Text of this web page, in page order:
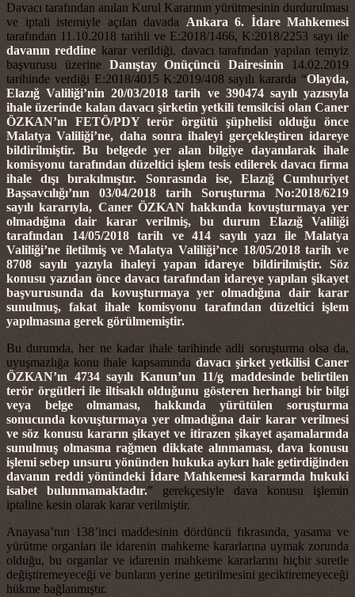
Davacı tarafından anılan Kurul Kararının yürütmesinin durdurulması
ve iptali istemiyle açılan davada Ankara 6. İdare Mahkemesi
tarafından 11.10.2018 tarihli ve E:2018/1466, K:2018/2253 sayı ile
davanın reddine karar verildiği, davacı tarafından yapılan temyiz
başvurusu üzerine Danıştay Onüçüncü Dairesinin 14.02.2019
tarihinde verdiği E:2018/4015 K:2019/408 sayılı kararda “Olayda,
Elazığ Valiliği’nin 20/03/2018 tarih ve 390474 sayılı yazısıyla
ihale üzerinde kalan davacı şirketin yetkili temsilcisi olan Caner
ÖZKAN’ın FETÖ/PDY terör örgütü şüphelisi olduğu önce
Malatya Valiliği’ne, daha sonra ihaleyi gerçekleştiren idareye
bildirilmiştir. Bu belgede yer alan bilgiye dayanılarak ihale
komisyonu tarafından düzeltici işlem tesis edilerek davacı firma
ihale dışı bırakılmıştır. Sonrasında ise, Elazığ Cumhuriyet
Başsavcılığı’nın 03/04/2018 tarih Soruşturma No:2018/6219
sayılı kararıyla, Caner ÖZKAN hakkında kovuşturmaya yer
olmadığına dair karar verilmiş, bu durum Elazığ Valiliği
tarafından 14/05/2018 tarih ve 414 sayılı yazı ile Malatya
Valiliği’ne iletilmiş ve Malatya Valiliği’nce 18/05/2018 tarih ve
8708 sayılı yazıyla ihaleyi yapan idareye bildirilmiştir. Söz
konusu yazıdan önce davacı tarafından idareye yapılan şikayet
başvurusunda da kovuşturmaya yer olmadığına dair karar
sunulmuş, fakat ihale komisyonu tarafından düzeltici işlem
yapılmasına gerek görülmemiştir.
Bu durumda, her ne kadar ihale tarihinde adli soruşturma olsa da,
uyuşmazlığa konu ihale kapsamında davacı şirket yetkilisi Caner
ÖZKAN’ın 4734 sayılı Kanun’un 11/g maddesinde belirtilen
terör örgütleri ile iltisaklı olduğunu gösteren herhangi bir bilgi
veya belge olmaması, hakkında yürütülen soruşturma
sonucunda kovuşturmaya yer olmadığına dair karar verilmesi
ve söz konusu kararın şikayet ve itirazen şikayet aşamalarında
sunulmuş olmasına rağmen dikkate alınmaması, dava konusu
işlemi sebep unsuru yönünden hukuka aykırı hale getirdiğinden
davanın reddi yönündeki İdare Mahkemesi kararında hukuki
isabet bulunmamaktadır.” gerekçesiyle dava konusu işlemin
iptaline kesin olarak karar verilmiştir.
Anayasa’nın 138’inci maddesinin dördüncü fıkrasında, yasama ve
yürütme organları ile idarenin mahkeme kararlarına uymak zorunda
olduğu, bu organlar ve idarenin mahkeme kararlarını hiçbir suretle
değiştiremeyeceği ve bunların yerine getirilmesini geciktiremeyeceği
hükme bağlanmıştır.